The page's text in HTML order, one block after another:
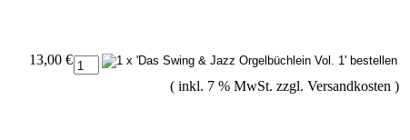
13,00 €
( inkl. 7 % MwSt. zzgl. Versandkosten )